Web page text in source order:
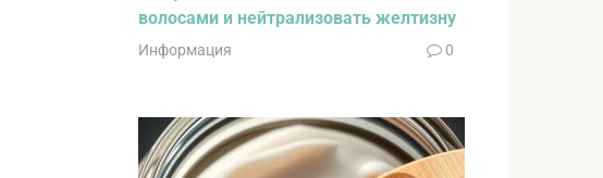
волосами и нейтрализовать желтизну
Информация 0